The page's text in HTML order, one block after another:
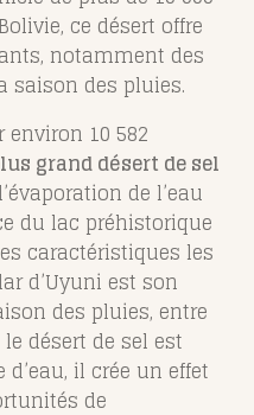
ce désert offre
notamment des
saison des pluies.
environ 10 582
grand désert de sel
de l’eau
du lac préhistorique
caractéristiques les
d’Uyuni est son
des pluies, entre
désert de sel est
il crée un effet
de